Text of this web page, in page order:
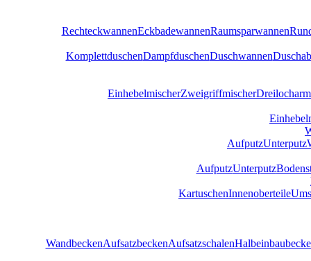
RechteckwannenEckbadewannenRaumsparwannen
KomplettduschenDampfduschenDuschwannen
EinhebelmischerZweigriffmischer
AufputzUnterputz
AufputzUnterputz
KartuschenInnenoberteile
WandbeckenAufsatzbeckenAufsatzschalen